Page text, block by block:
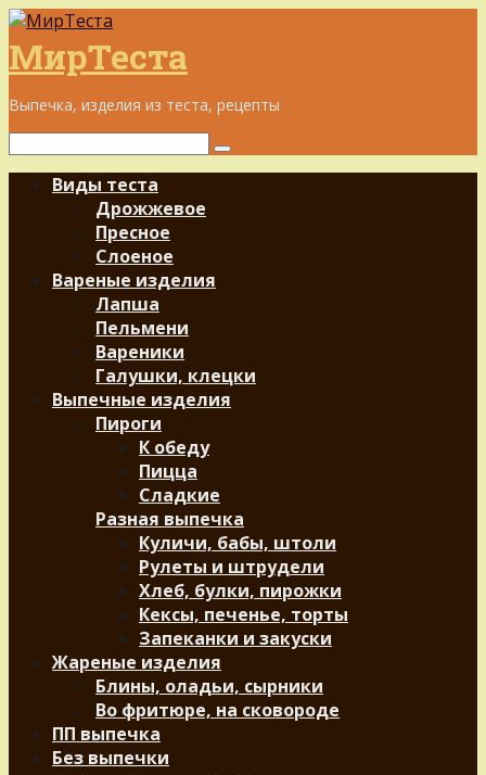
Перейти
к
контенту
МирТеста
Выпечка, изделия из теста, рецепты
Поиск:
Виды теста
Дрожжевое
Пресное
Слоеное
Вареные изделия
Лапша
Пельмени
Вареники
Галушки, клецки
Выпечные изделия
Пироги
К обеду
Пицца
Сладкие
Разная выпечка
Куличи, бабы, штоли
Рулеты и штрудели
Хлеб, булки, пирожки
Кексы, печенье, торты
Запеканки и закуски
Жареные изделия
Блины, оладьи, сырники
Во фритюре, на сковороде
ПП выпечка
Без выпечки